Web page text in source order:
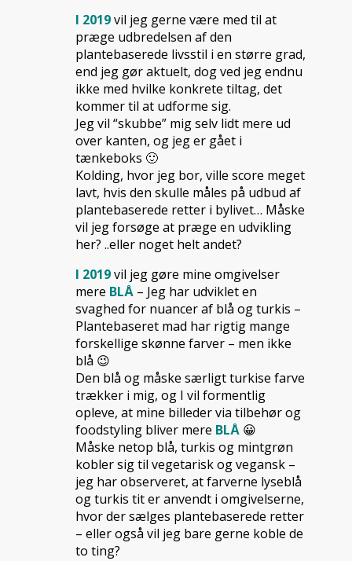
I 2019vil jeg gerne være med til at
præge udbredelsen af den
plantebaserede livsstil i en større grad,
end jeg gør aktuelt, dog ved jeg endnu
ikke med hvilke konkrete tiltag, det
kommer til at udforme sig.
Jeg vil “skubbe” mig selv lidt mere ud
over kanten, og jeg er gået i
tænkeboks 🙂
Kolding, hvor jeg bor, ville score meget
lavt, hvis den skulle måles på udbud af
plantebaserede retter i bylivet… Måske
vil jeg forsøge at præge en udvikling
her? ..eller noget helt andet?
I 2019vil jeg gøre mine omgivelser
mere BLÅ – Jeg har udviklet en
svaghed for nuancer af blå og turkis –
Plantebaseret mad har rigtig mange
forskellige skønne farver – men ikke
blå 😉
Den blå og måske særligt turkise farve
trækker i mig, og I vil formentlig
opleve, at mine billeder via tilbehør og
foodstyling bliver mere BLÅ 😀
Måske netop blå, turkis og mintgrøn
kobler sig til vegetarisk og vegansk –
jeg har observeret, at farverne lyseblå
og turkis tit er anvendt i omgivelserne,
hvor der sælges plantebaserede retter
– eller også vil jeg bare gerne koble de
to ting?